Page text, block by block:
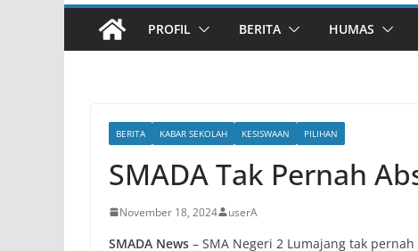
PROFIL BERITA HUMAS
BERITA KABAR SEKOLAH KESISWAAN PILIHAN
SMADA Tak Pernah
November 18, 2024 userA
SMADA News – SMA Negeri 2 Lumajang tak